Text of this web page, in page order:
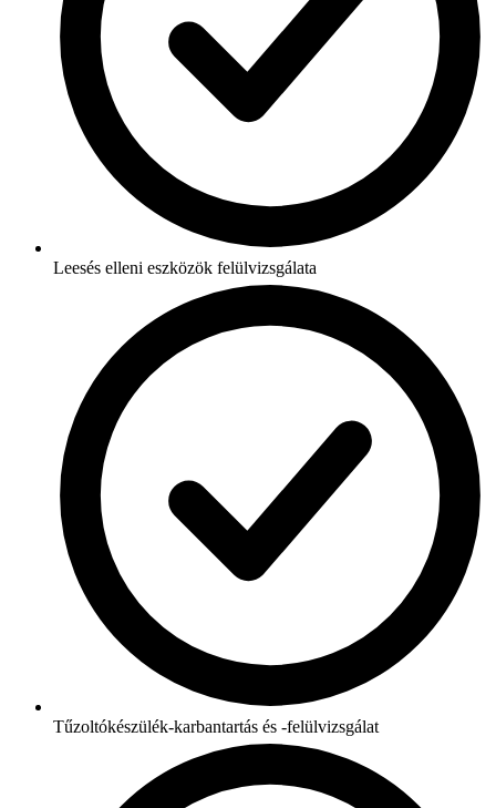
Leesés elleni eszközök felülvizsgálata
Tűzoltókészülék-karbantartás és -felülvizsgálat